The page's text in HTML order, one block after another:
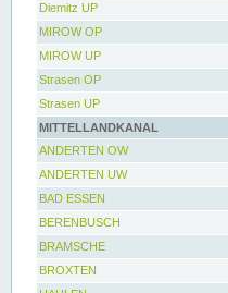
Diemitz UP
MIROW OP
MIROW UP
Strasen OP
Strasen UP
MITTELLANDKANAL
ANDERTEN OW
ANDERTEN UW
BAD ESSEN
BERENBUSCH
BRAMSCHE
BROXTEN